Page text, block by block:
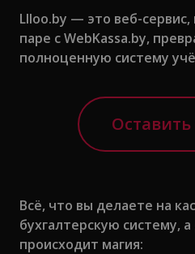
LIloo.by — это веб-
паре с WebKassa.by,
полноценную систему
Оставить
Всё, что вы делаете на
бухгалтерскую систему,
происходит магия: